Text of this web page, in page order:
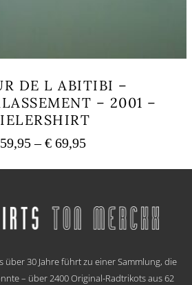
DE L ABITIBI –
– 2001 –
59,95 –€ 69,95Preisspanne:
bis
Varianten
auf.
können
auf
über 30 Jahre führt zu einer Sammlung, die
– über 2400 Original-Radtrikots aus 62